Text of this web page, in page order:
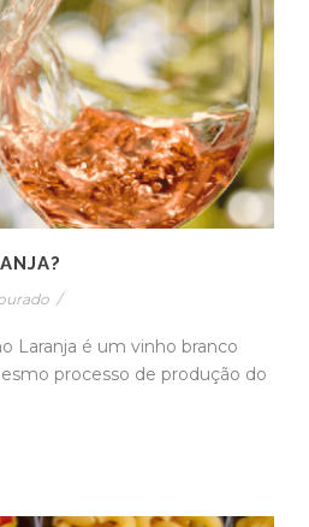
/
Laranja é um vinho branco
processo de produção do